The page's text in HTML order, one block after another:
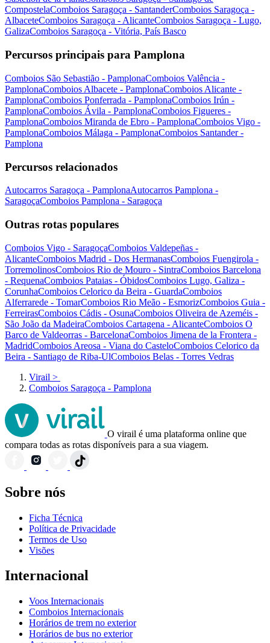
CompostelaComboios Saragoça - SantanderComboios Saragoça -
AlbaceteComboios Saragoça - AlicanteComboios Saragoça - Lugo,
GalizaComboios Saragoça - Vitória, País Basco
Percursos principais para Pamplona
Comboios São Sebastião - PamplonaComboios Valência -
PamplonaComboios Albacete - PamplonaComboios Alicante -
PamplonaComboios Ponferrada - PamplonaComboios Irún -
PamplonaComboios Ávila - PamplonaComboios Figueres -
PamplonaComboios Miranda de Ebro - PamplonaComboios Vigo -
PamplonaComboios Málaga - PamplonaComboios Santander -
Pamplona
Percursos relacionados
Autocarros Saragoça - PamplonaAutocarros Pamplona -
SaragoçaComboios Pamplona - Saragoça
Outras rotas populares
Comboios Vigo - SaragoçaComboios Valdepeñas -
AlicanteComboios Madrid - Dos HermanasComboios Fuengirola -
TorremolinosComboios Rio de Mouro - SintraComboios Barcelona
- RequenaComboios Pataias - ÓbidosComboios Lugo, Galiza -
CorunhaComboios Celorico da Beira - GuardaComboios
Alferrarede - TomarComboios Rio Meão - EsmorizComboios Guia -
FerreirasComboios Cádis - OsunaComboios Oliveira de Azeméis -
São João da MadeiraComboios Cartagena - AlicanteComboios O
Barco de Valdeorras - BarcelonaComboios Jimena de la Frontera -
MadridComboios Areosa - Viana do CasteloComboios Celorico da
Beira - Santiago de Riba-UlComboios Belas - Torres Vedras
Virail >
Comboios Saragoça - Pamplona
O virail é uma plataforma online que
compara todas as rotas disponíveis para a sua viagem.
Sobre nós
Ficha Técnica
Política de Privacidade
Termos de Uso
Visões
Internacional
Voos Internacionais
Comboios Internacionais
Horários de trem no exterior
Horários de bus no exterior